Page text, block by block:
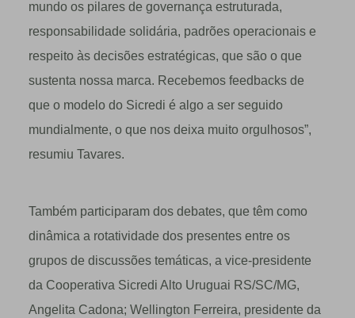
mundo os pilares de governança estruturada,
responsabilidade solidária, padrões operacionais e
respeito às decisões estratégicas, que são o que
sustenta nossa marca. Recebemos feedbacks de
que o modelo do Sicredi é algo a ser seguido
mundialmente, o que nos deixa muito orgulhosos”,
resumiu Tavares.
Também participaram dos debates, que têm como
dinâmica a rotatividade dos presentes entre os
grupos de discussões temáticas, a vice-presidente
da Cooperativa Sicredi Alto Uruguai RS/SC/MG,
Angelita Cadona; Wellington Ferreira, presidente da